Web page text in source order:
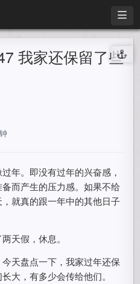
我家还保留了些
年。即没有过年的兴奋感，
而产生的压力感。如果不给
就真的跟一年中的其他日子
天假，休息。
天盘点一下，我家过年还保
大，有多少会传给他们。